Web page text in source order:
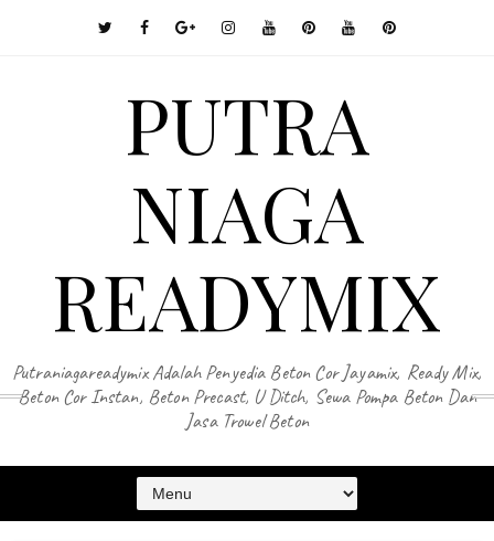
PUTRA
NIAGA
READYMIX
Putraniagareadymix Adalah Penyedia Beton Cor Jayamix, Ready Mix,
Beton Cor Instan, Beton Precast, U Ditch, Sewa Pompa Beton Dan
Jasa Trowel Beton